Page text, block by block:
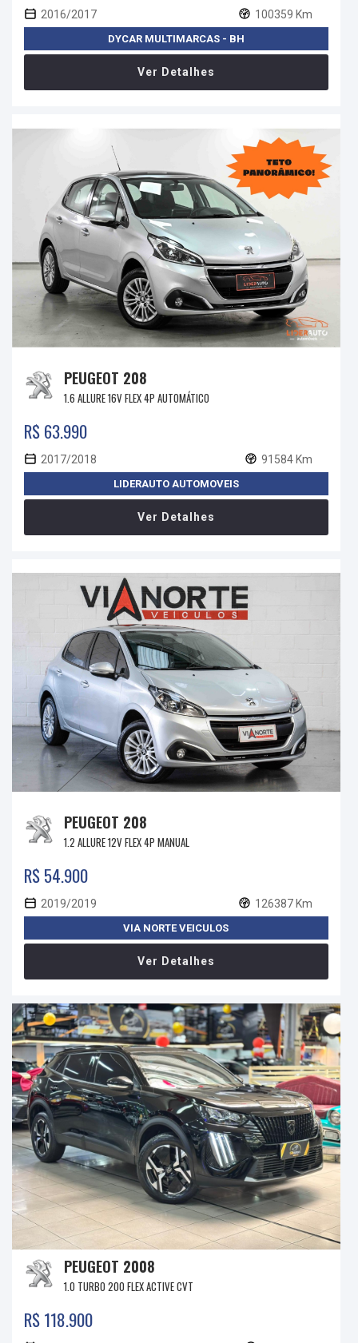
2016/2017 100359 Km
DYCAR MULTIMARCAS - BH
Ver Detalhes
PEUGEOT 208
1.6 ALLURE 16V FLEX 4P AUTOMÁTICO
R$ 63.990
2017/2018 91584 Km
LIDERAUTO AUTOMOVEIS
Ver Detalhes
PEUGEOT 208
1.2 ALLURE 12V FLEX 4P MANUAL
R$ 54.900
2019/2019 126387 Km
VIA NORTE VEICULOS
Ver Detalhes
PEUGEOT 2008
1.0 TURBO 200 FLEX ACTIVE CVT
R$ 118.900